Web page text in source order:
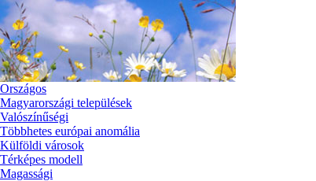
Országos
Magyarországi települések
Valószínűségi
Többhetes európai anomália
Külföldi városok
Térképes modell
Magassági